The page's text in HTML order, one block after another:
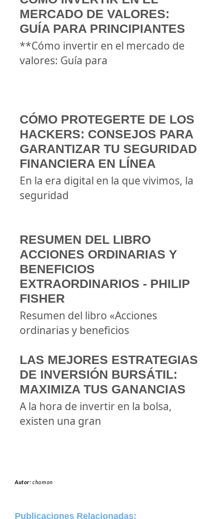
MERCADO DE VALORES:
GUÍA PARA PRINCIPIANTES
**Cómo invertir en el mercado de
valores: Guía para
CÓMO PROTEGERTE DE LOS
HACKERS: CONSEJOS PARA
GARANTIZAR TU SEGURIDAD
FINANCIERA EN LÍNEA
En la era digital en la que vivimos, la
seguridad
RESUMEN DEL LIBRO
ACCIONES ORDINARIAS Y
BENEFICIOS
EXTRAORDINARIOS - PHILIP
FISHER
Resumen del libro «Acciones
ordinarias y beneficios
LAS MEJORES ESTRATEGIAS
DE INVERSIÓN BURSÁTIL:
MAXIMIZA TUS GANANCIAS
A la hora de invertir en la bolsa,
existen una gran
Autor:chomon
Publicaciones Relacionadas: